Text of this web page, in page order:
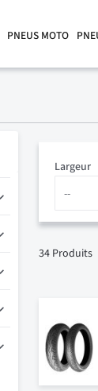
PNEUS MOTO
Largeur
34 Produits